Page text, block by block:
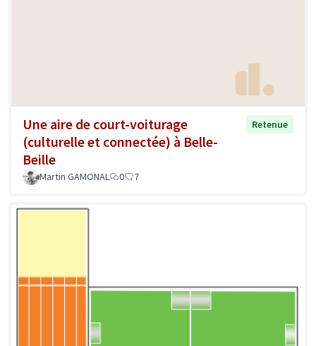
Une aire de court-voiturage
(culturelle et connectée) à Belle-
Beille
Retenue
Martin GAMONAL 0 7